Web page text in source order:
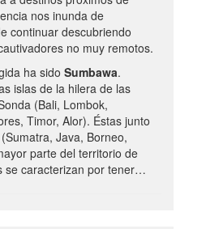
nos inunda de
continuar descubriendo
no muy remotos.
ha sido Sumbawa.
islas de la hilera de las
(Bali, Lombok,
Timor, Alor). Éstas junto
Java, Borneo,
parte del territorio de
se caracterizan por tener…